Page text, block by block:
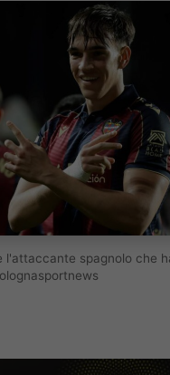
l'attaccante spagnolo che